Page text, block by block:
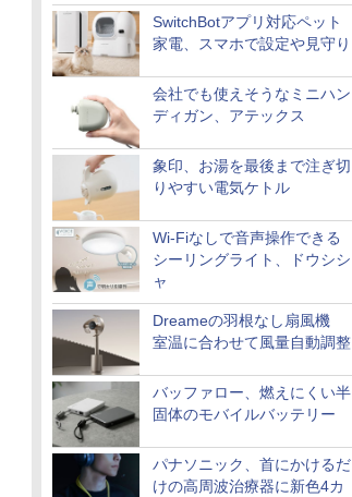
SwitchBotアプリ対応ペット
家電、スマホで設定や見守り
会社でも使えそうなミニハン
ディガン、アテックス
象印、お湯を最後まで注ぎ切
りやすい電気ケトル
Wi-Fiなしで音声操作できる
シーリングライト、ドウシシ
ャ
Dreameの羽根なし扇風機
室温に合わせて風量自動調整
バッファロー、燃えにくい半
固体のモバイルバッテリー
パナソニック、首にかけるだ
けの高周波治療器に新色4カ